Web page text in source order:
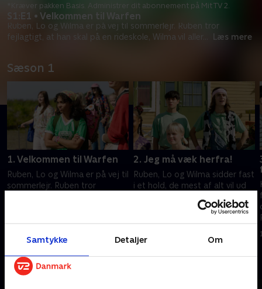
Samtykke Detaljer Om
S1:E1 • Velkommen til Warfen
Ruben, Lo og Wilma er på vej til sommerlejr. Ruben tror
fejlagtigt, at han skal på en rideskole, Wilma vil aller
Læs mere
*Kræver pakken Basis. Administrer dit abonnement på Mit TV 2.
Sæson 1
1. Velkommen til Warfen
Ruben, Lo og Wilma er på vej til
sommerlejr. Ruben tror
1. maj 2023 • 15 min
2. Jeg må væk herfra!
Ruben, Lo og Wilma sidder fast
i et hold, de mest af alt vil ud
splitte gruppen, men skæbnen
1. maj 2023 • 15 min
Andre så også